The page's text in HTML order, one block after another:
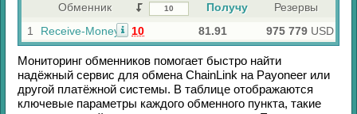
Обменник Получу
Резервы
1
Receive-Money 10 81.91 975 779 USD
Мониторинг обменников помогает быстро найти
надёжный сервис для обмена ChainLink на Payoneer или
другой платёжной системы. В таблице отображаются
ключевые параметры каждого обменного пункта, такие